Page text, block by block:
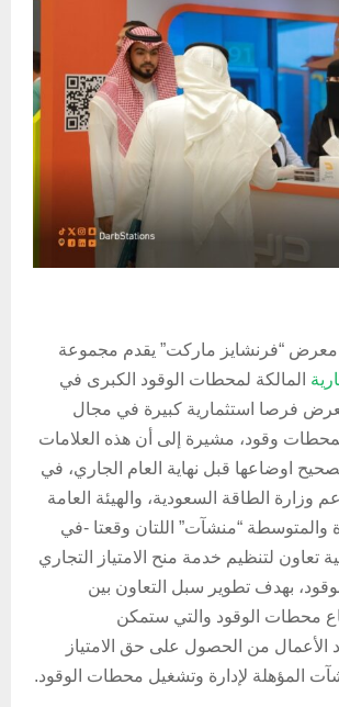
معرض “فرنشايز ماركت” يقدم مجموعة
المالكة لمحطات الوقود الكبرى في
فرصا استثمارية كبيرة في مجال
لمحطات وقود، مشيرة إلى أن هذه العلامات
اوضاعها قبل نهاية العام الجاري، في
وزارة الطاقة السعودية، والهيئة العامة
والمتوسطة “منشآت” اللتان وقعتا -في
تعاون لتنظيم خدمة منح الامتياز التجاري
بهدف تطوير سبل التعاون بين
محطات الوقود والتي ستمكن
الأعمال من الحصول على حق الامتياز
المؤهلة لإدارة وتشغيل محطات الوقود.